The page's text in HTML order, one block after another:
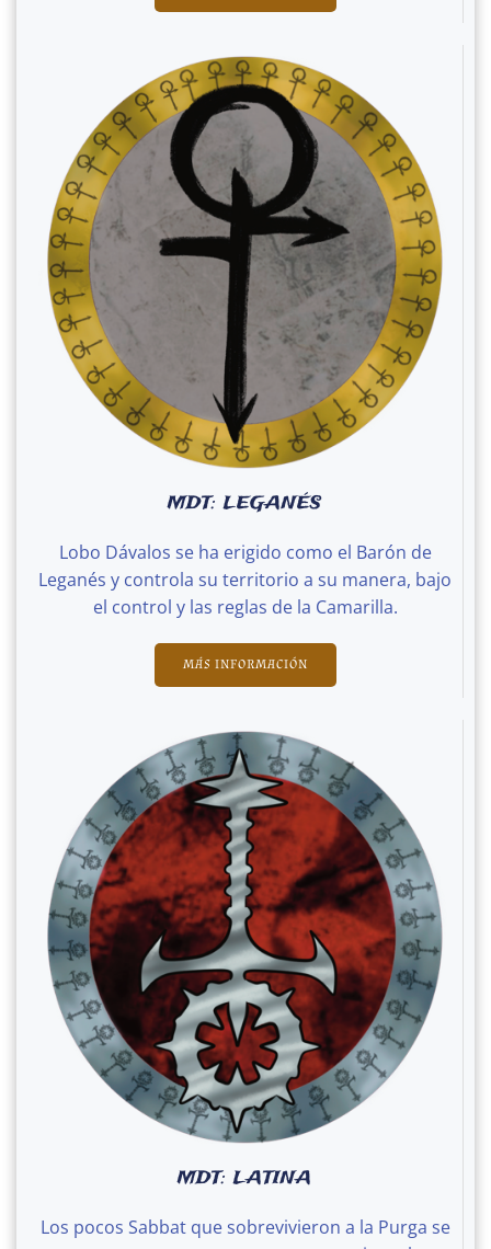
MDT: LEGANÉS
Lobo Dávalos se ha erigido como el Barón de
Leganés y controla su territorio a su manera, bajo
el control y las reglas de la Camarilla.
MÁS INFORMACIÓN
MDT: LATINA
Los pocos Sabbat que sobrevivieron a la Purga se